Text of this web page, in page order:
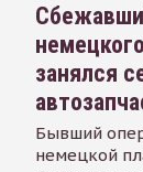
занялся
Бывший
немецкой